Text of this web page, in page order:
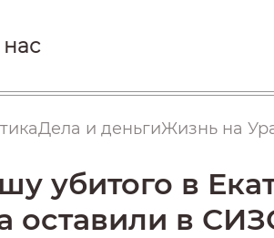
Дела и деньгиЖизнь на
убитого в
оставили в